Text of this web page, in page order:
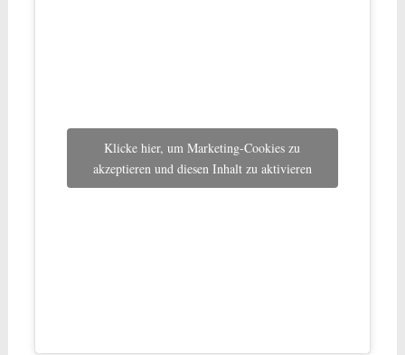
Klicke hier, um Marketing-Cookies zu
akzeptieren und diesen Inhalt zu aktivieren